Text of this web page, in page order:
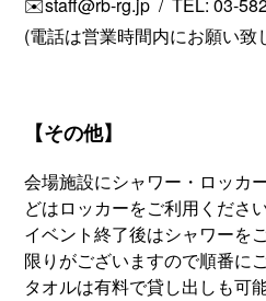
✉️staff@rb-rg.jp / TEL: 03-
(電話は営業時間内にお願い致
【その他】
会場施設にシャワー・ロッカ
どはロッカーをご利用ください
イベント終了後はシャワーを
限りがございますので順番に
タオルは有料で貸し出しも可能